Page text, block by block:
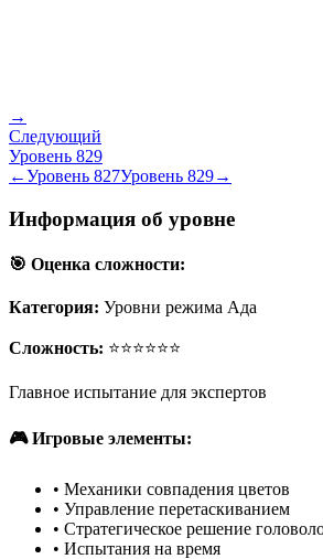
→
Следующий
Уровень 829
←Уровень 827Уровень 829→
Информация об уровне
🎯 Оценка сложности:
Категория: Уровни режима Ада
Сложность: ⭐⭐⭐⭐⭐⭐
Главное испытание для экспертов
🎮 Игровые элементы:
• Механики совпадения цветов
• Управление перетаскиванием
• Стратегическое решение
• Испытания на время